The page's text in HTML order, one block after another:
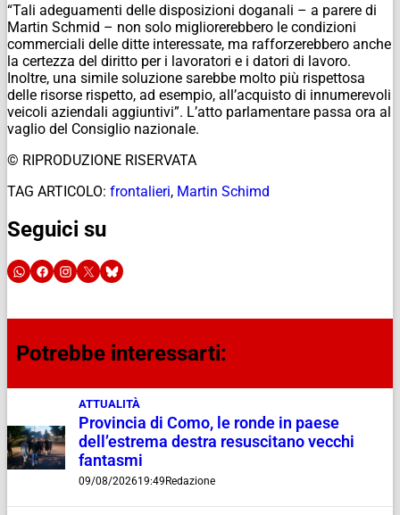
“Tali adeguamenti delle disposizioni doganali – a parere di
Martin Schmid – non solo migliorerebbero le condizioni
commerciali delle ditte interessate, ma rafforzerebbero anche
la certezza del diritto per i lavoratori e i datori di lavoro.
Inoltre, una simile soluzione sarebbe molto più rispettosa
delle risorse rispetto, ad esempio, all’acquisto di innumerevoli
veicoli aziendali aggiuntivi”. L’atto parlamentare passa ora al
vaglio del Consiglio nazionale.
© RIPRODUZIONE RISERVATA
TAG ARTICOLO: frontalieri, Martin Schimd
Seguici su
Potrebbe interessarti:
ATTUALITÀ
Provincia di Como, le ronde in paese
dell’estrema destra resuscitano vecchi
fantasmi
09/08/202619:49 Redazione